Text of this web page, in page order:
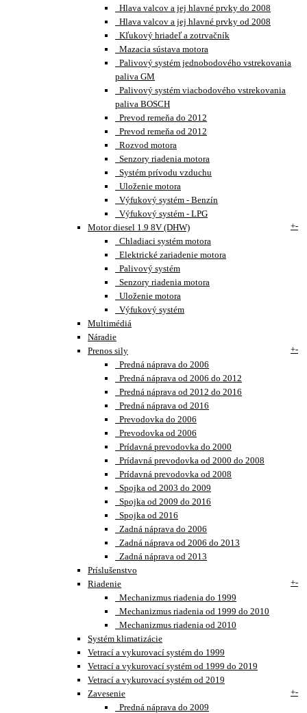
Hlava valcov a jej hlavné prvky do 2008
Hlava valcov a jej hlavné prvky od 2008
Kľukový hriadeľ a zotrvačník
Mazacia sústava motora
Palivový systém jednobodového vstrekovania
paliva GM
Palivový systém viacbodového vstrekovania
paliva BOSCH
Prevod remeňa do 2012
Prevod remeňa od 2012
Rozvod motora
Senzory riadenia motora
Systém prívodu vzduchu
Uloženie motora
Výfukový systém - Benzín
Výfukový systém - LPG
Motor diesel 1.9 8V (DHW)
+-
Chladiaci systém motora
Elektrické zariadenie motora
Palivový systém
Senzory riadenia motora
Uloženie motora
Výfukový systém
Multimédiá
Náradie
Prenos sily
+-
Predná náprava do 2006
Predná náprava od 2006 do 2012
Predná náprava od 2012 do 2016
Predná náprava od 2016
Prevodovka do 2006
Prevodovka od 2006
Prídavná prevodovka do 2000
Prídavná prevodovka od 2000 do 2008
Prídavná prevodovka od 2008
Spojka od 2003 do 2009
Spojka od 2009 do 2016
Spojka od 2016
Zadná náprava do 2006
Zadná náprava od 2006 do 2013
Zadná náprava od 2013
Príslušenstvo
Riadenie
+-
Mechanizmus riadenia do 1999
Mechanizmus riadenia od 1999 do 2010
Mechanizmus riadenia od 2010
Systém klimatizácie
Vetrací a vykurovací systém do 1999
Vetrací a vykurovací systém od 1999 do 2019
Vetrací a vykurovací systém od 2019
Zavesenie
+-
Predná náprava do 2009